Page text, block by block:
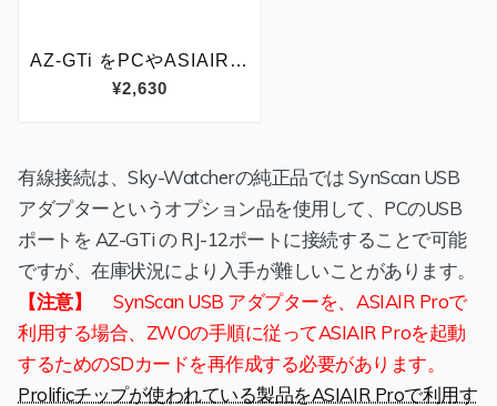
有線接続は、Sky-Watcherの純正品では SynScan USB
アダプターというオプション品を使用して、PCのUSB
ポートを AZ-GTi の RJ-12ポートに接続することで可能
ですが、在庫状況により入手が難しいことがあります。
【注意】
SynScan USB アダプターを、ASIAIR Proで
利用する場合、ZWOの手順に従ってASIAIR Proを起動
するためのSDカードを再作成する必要があります。
Prolificチップが使われている製品をASIAIR Proで利用す